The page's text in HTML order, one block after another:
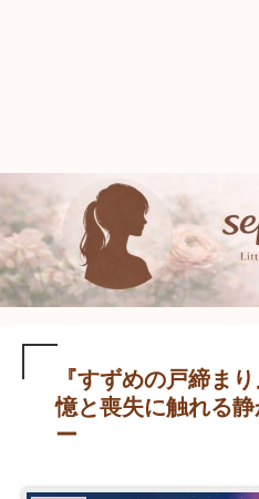
『すずめの戸締ま
憶と喪失に触れる
ー